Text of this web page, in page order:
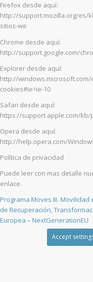
Firefox desde aquí:
http://support.mozilla.org/es/
sitios-we
Chrome desde aquí:
http://support.google.com/
Explorer desde aquí:
http://
cookies#ie=ie-10
Safari desde aquí:
https://support.apple.com/kb/
Opera desde aquí:
http://help.opera.com/
Política de privacidad
Puede leer con mas detalle
enlace.
Programa Moves III.
de Recuperación,
Europea – NextGenerationEU
Accept